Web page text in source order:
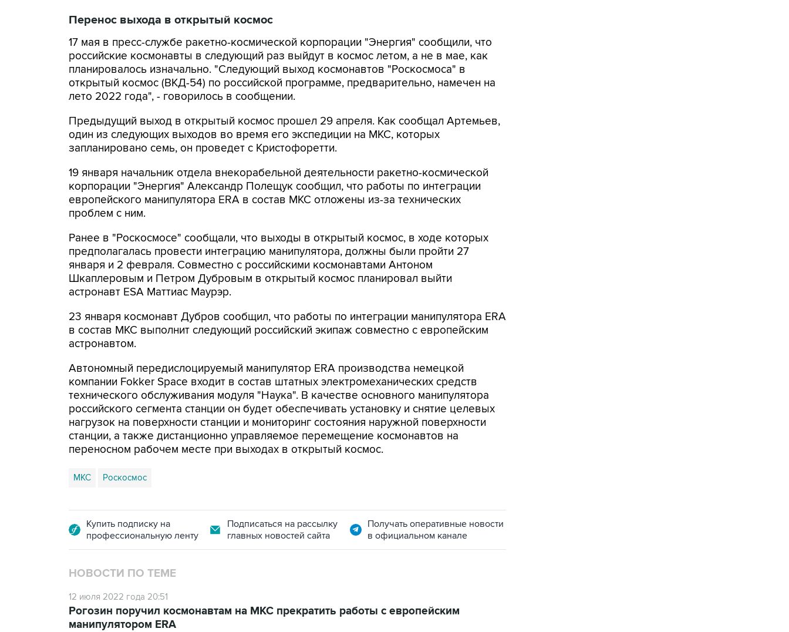
Перенос выхода в открытый космос
17 мая в пресс-службе ракетно-космической корпорации "Энергия" сообщили, что
российские космонавты в следующий раз выйдут в космос летом, а не в мае, как
планировалось изначально. "Следующий выход космонавтов "Роскосмоса" в
открытый космос (ВКД-54) по российской программе, предварительно, намечен на
лето 2022 года", - говорилось в сообщении.
Предыдущий выход в открытый космос прошел 29 апреля. Как сообщал Артемьев,
один из следующих выходов во время его экспедиции на МКС, которых
запланировано семь, он проведет с Кристофоретти.
19 января начальник отдела внекорабельной деятельности ракетно-космической
корпорации "Энергия" Александр Полещук сообщил, что работы по интеграции
европейского манипулятора ERA в состав МКС отложены из-за технических
проблем с ним.
Ранее в "Роскосмосе" сообщали, что выходы в открытый космос, в ходе которых
предполагалась провести интеграцию манипулятора, должны были пройти 27
января и 2 февраля. Совместно с российскими космонавтами Антоном
Шкаплеровым и Петром Дубровым в открытый космос планировал выйти
астронавт ESA Маттиас Маурэр.
23 января космонавт Дубров сообщил, что работы по интеграции манипулятора ERA
в состав МКС выполнит следующий российский экипаж совместно с европейским
астронавтом.
Автономный передислоцируемый манипулятор ERA производства немецкой
компании Fokker Space входит в состав штатных электромеханических средств
технического обслуживания модуля "Наука". В качестве основного манипулятора
российского сегмента станции он будет обеспечивать установку и снятие целевых
нагрузок на поверхности станции и мониторинг состояния наружной поверхности
станции, а также дистанционно управляемое перемещение космонавтов на
переносном рабочем месте при выходах в открытый космос.
МКС Роскосмос
Купить подписку на
профессиональную ленту
Подписаться на рассылку
главных новостей сайта
Получать оперативные новости
в официальном канале
НОВОСТИ ПО ТЕМЕ
12 июля 2022 года 20:51
Рогозин поручил космонавтам на МКС прекратить работы с европейским
манипулятором ERA